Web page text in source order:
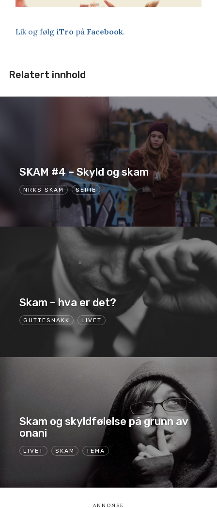
Lik og følg iTro på Facebook.
Relatert innhold
NRKS SKAM SERIE
SKAM #4 – Skyld og skam
GUTTESNAKK LIVET
Skam – hva er det?
LIVET SKAM TEMA
Skam og skyldfølelse på grunn av
onani